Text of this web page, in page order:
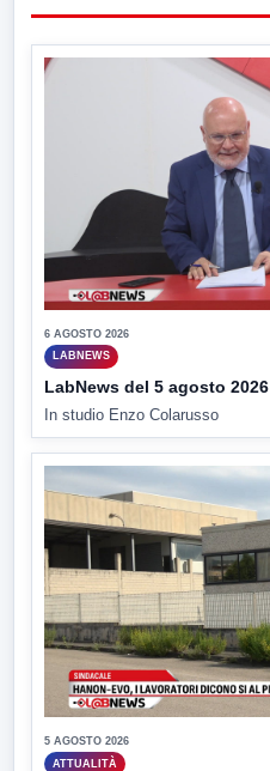
6 AGOSTO 2026
LABNEWS
LabNews del 5 agosto 2026
In studio Enzo Colarusso
5 AGOSTO 2026
ATTUALITÀ